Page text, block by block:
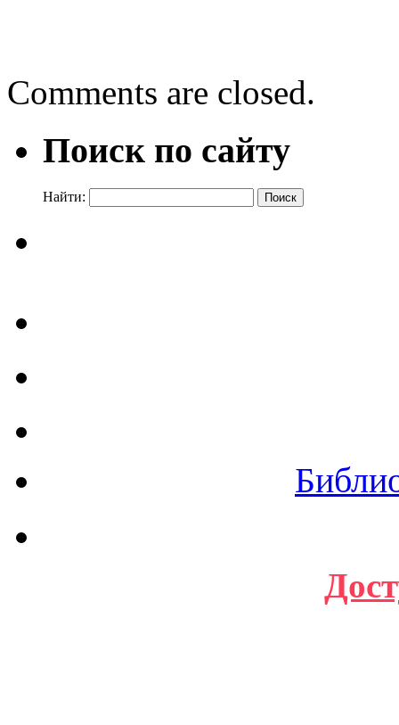
Comments are closed.
Поиск по сайту
Найти: